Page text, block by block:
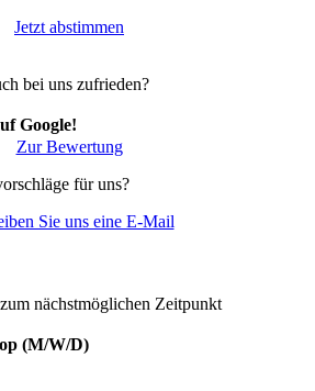
Jetzt abstimmen
bei uns zufrieden?
Google!
Zur Bewertung
für uns?
Sie uns eine E-Mail
nächstmöglichen Zeitpunkt
(M/W/D)